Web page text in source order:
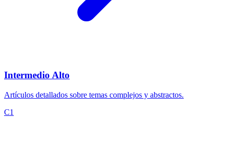
Intermedio Alto
Artículos detallados sobre temas complejos y abstractos.
C1